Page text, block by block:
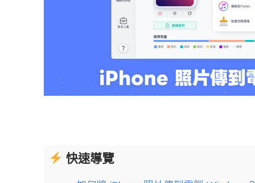
快速導覽